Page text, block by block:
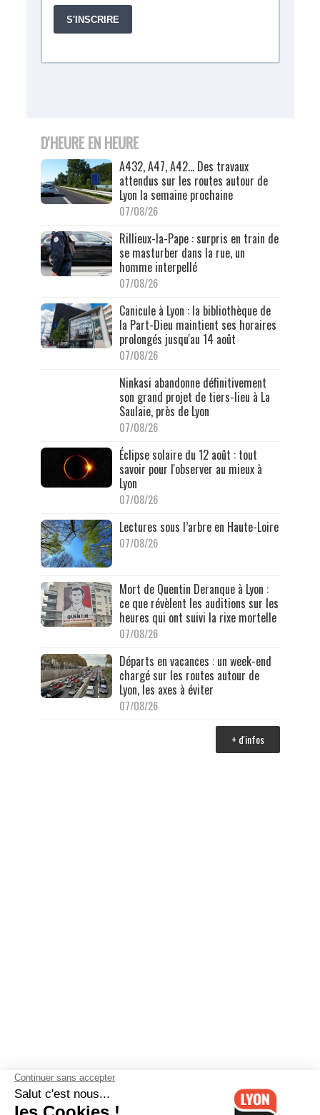
D'HEURE EN HEURE
A432, A47, A42… Des travaux
attendus sur les routes autour de
Lyon la semaine prochaine
07/08/26
Rillieux-la-Pape : surpris en train de
se masturber dans la rue, un
homme interpellé
07/08/26
Canicule à Lyon : la bibliothèque de
la Part-Dieu maintient ses horaires
prolongés jusqu'au 14 août
07/08/26
Ninkasi abandonne définitivement
son grand projet de tiers-lieu à La
Saulaie, près de Lyon
07/08/26
Éclipse solaire du 12 août : tout
savoir pour l'observer au mieux à
Lyon
07/08/26
Lectures sous l’arbre en Haute-Loire
07/08/26
Mort de Quentin Deranque à Lyon :
ce que révèlent les auditions sur les
heures qui ont suivi la rixe mortelle
07/08/26
Départs en vacances : un week-end
chargé sur les routes autour de
Lyon, les axes à éviter
07/08/26
+ d'infos